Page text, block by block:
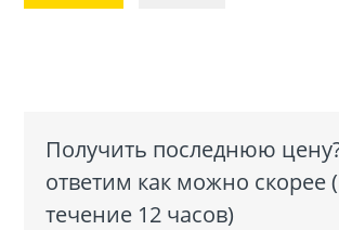
Получить последнюю
ответим как можно скорее
течение 12 часов)